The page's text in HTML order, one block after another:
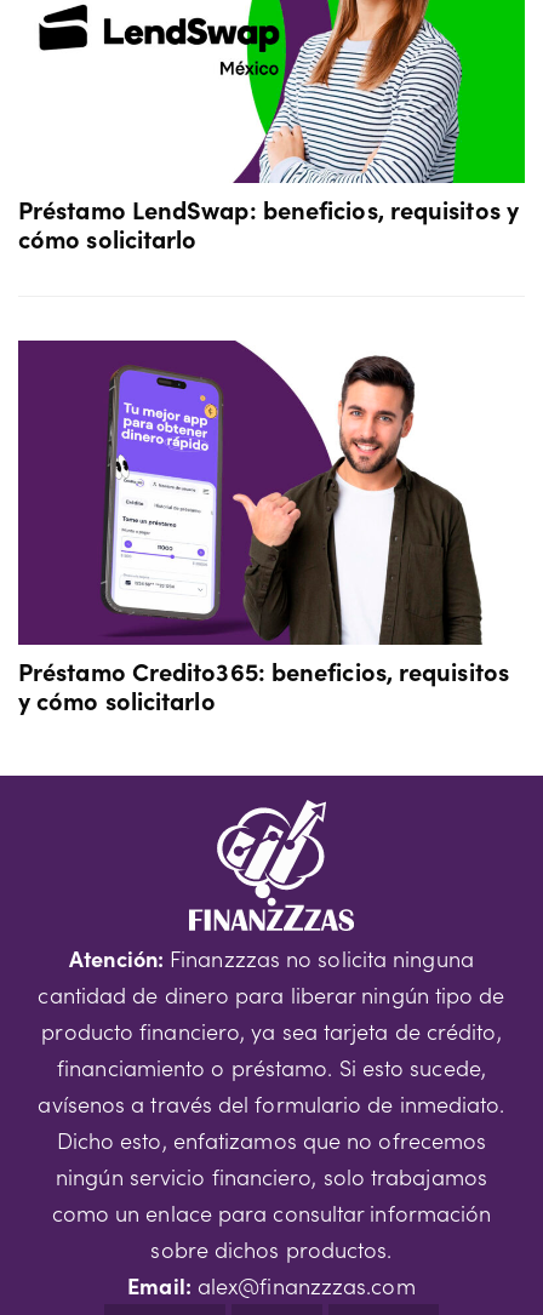
Préstamo LendSwap: beneficios, requisitos y
cómo solicitarlo
Préstamo Credito365: beneficios, requisitos
y cómo solicitarlo
Atención: Finanzzzas no solicita ninguna
cantidad de dinero para liberar ningún tipo de
producto financiero, ya sea tarjeta de crédito,
financiamiento o préstamo. Si esto sucede,
avísenos a través del formulario de inmediato.
Dicho esto, enfatizamos que no ofrecemos
ningún servicio financiero, solo trabajamos
como un enlace para consultar información
sobre dichos productos.
Email: alex@finanzzzas.com